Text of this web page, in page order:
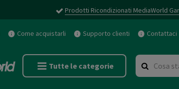
Prodotti Ricondizionati MediaWorld
Come acquistarli Supporto clienti Contattaci
Tutte le categorie